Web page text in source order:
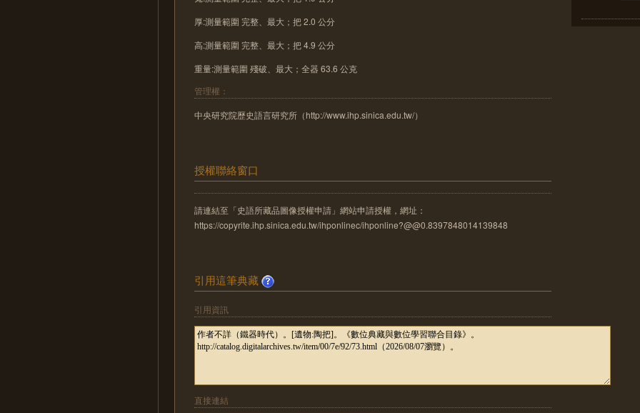
厚:測量範圍 完整、最大；把 2.0 公分
高:測量範圍 完整、最大；把 4.9 公分
重量:測量範圍 殘破、最大；全器 63.6 公克
管理權：
中央研究院歷史語言研究所（http://www.ihp.sinica.edu.tw/）
授權聯絡窗口
請連結至「史語所藏品圖像授權申請」網站申請授權，網址：
https://copyrite.ihp.sinica.edu.tw/ihponlinec/ihponline?@@0.8397848014139848
引用這筆典藏
引用資訊
直接連結